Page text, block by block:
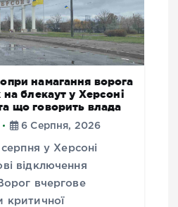
намагання ворога
блекаут у Херсоні
що говорить влада
6 Серпня, 2026
у Херсоні
відключення
вчергове
критичної